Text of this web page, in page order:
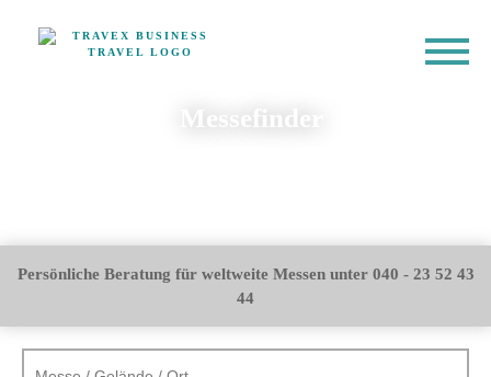
Messefinder
Persönliche Beratung für weltweite Messen unter 040 - 23 52 43
44